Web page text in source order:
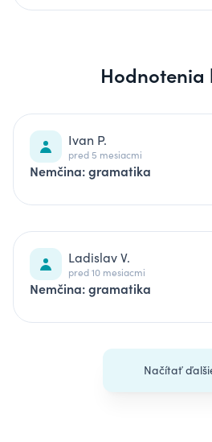
Hodnotenia
Ivan P.
pred 5 mesiacmi
Nemčina: gramatika
Ladislav V.
pred 10 mesiacmi
Nemčina: gramatika
Načítať